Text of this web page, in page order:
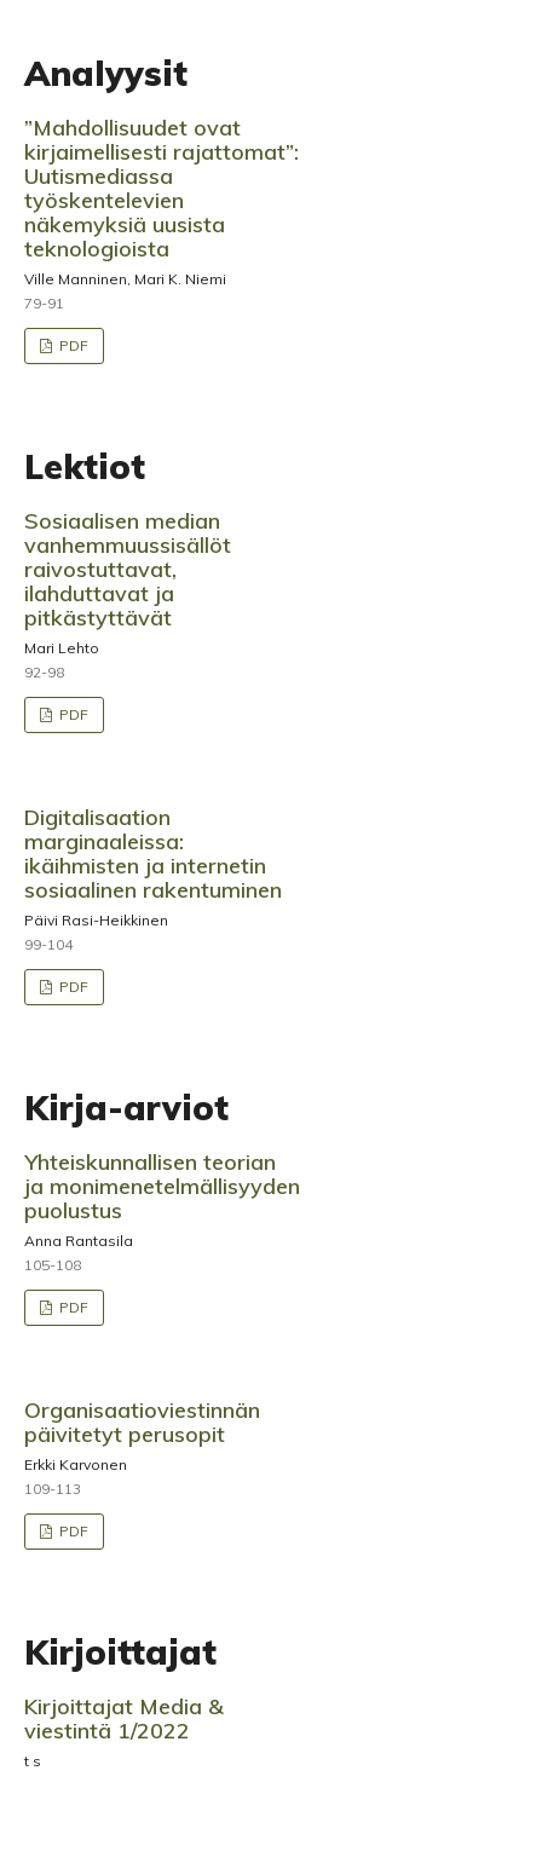
Analyysit
”Mahdollisuudet ovat
kirjaimellisesti rajattomat”:
Uutismediassa
työskentelevien
näkemyksiä uusista
teknologioista
Ville Manninen, Mari K. Niemi
79-91
PDF
Lektiot
Sosiaalisen median
vanhemmuussisällöt
raivostuttavat,
ilahduttavat ja
pitkästyttävät
Mari Lehto
92-98
PDF
Digitalisaation
marginaaleissa:
ikäihmisten ja internetin
sosiaalinen rakentuminen
Päivi Rasi-Heikkinen
99-104
PDF
Kirja-arviot
Yhteiskunnallisen teorian
ja monimenetelmällisyyden
puolustus
Anna Rantasila
105-108
PDF
Organisaatioviestinnän
päivitetyt perusopit
Erkki Karvonen
109-113
PDF
Kirjoittajat
Kirjoittajat Media &
viestintä 1/2022
t s